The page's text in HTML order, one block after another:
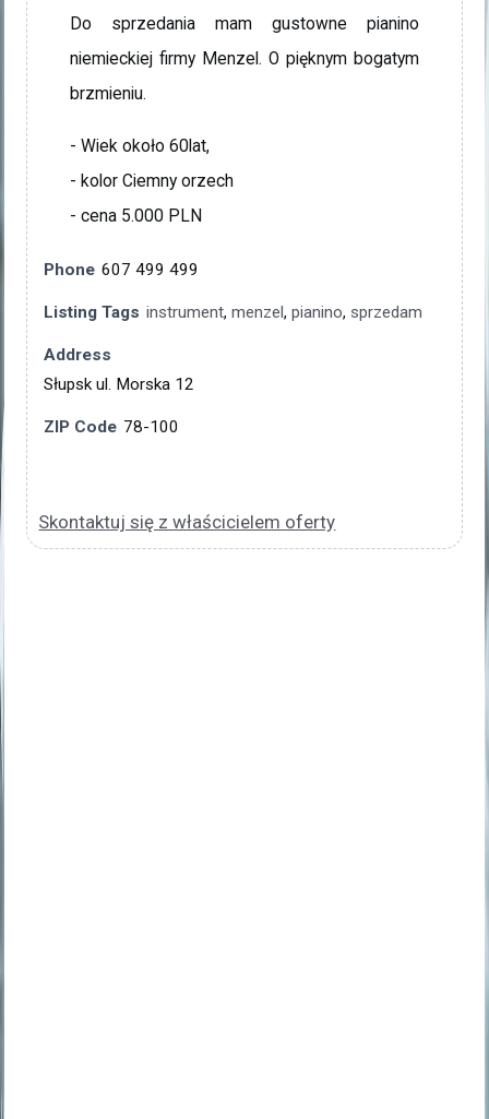
Do sprzedania mam gustowne pianino
niemieckiej firmy Menzel. O pięknym bogatym
brzmieniu.
- Wiek około 60lat,
- kolor Ciemny orzech
- cena 5.000 PLN
Phone 607 499 499
Listing Tags instrument,menzel,pianino, sprzedam
Address
Słupsk ul. Morska 12
ZIP Code 78-100
Skontaktuj się z właścicielem oferty